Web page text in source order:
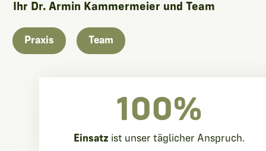
Ihr Dr. Armin Kammermeier und Team
Praxis Team
100%
Einsatz ist unser täglicher Anspruch.